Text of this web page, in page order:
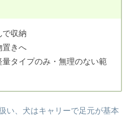
で収納
置きへ
量タイプのみ・無理のない範
い、犬はキャリーで足元が基本